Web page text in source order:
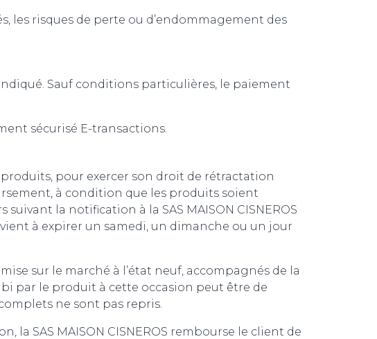
les risques de perte ou d’endommagement des
Sauf conditions particulières, le paiement
sécurisé E-transactions.
pour exercer son droit de rétractation
à condition que les produits soient
la notification à la SAS MAISON CISNEROS
à expirer un samedi, un dimanche ou un jour
sur le marché à l’état neuf, accompagnés de la
par le produit à cette occasion peut être de
ne sont pas repris.
la SAS MAISON CISNEROS rembourse le client de